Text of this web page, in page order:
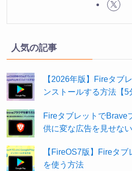
人気の記事
【2026年版】Fireタブ
ンストールする方法【5
FireタブレットでBrave
供に変な広告を見せな
【FireOS7版】Fireタ
を使う方法